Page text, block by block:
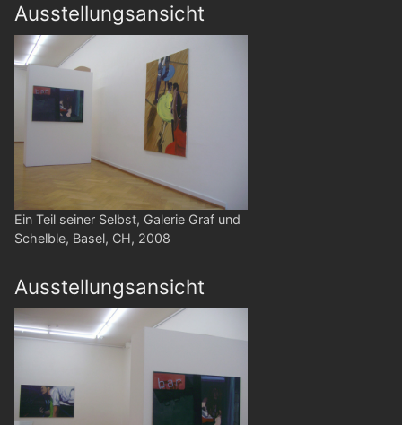
Ausstellungsansicht
Ein Teil seiner Selbst, Galerie Graf und
Schelble, Basel, CH, 2008
Ausstellungsansicht